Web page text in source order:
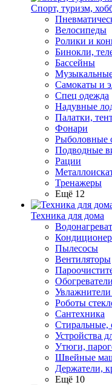
Спорт, туризм,
Велосипеды
Ролики и
Бинокли,
Бассейны
Самокаты и
Спец одежда
Надувные
Палатки,
Фонари
Рыболовные
Подводные
Рации
Тренажеры
Ещё 12
Техника для дома
Пылесосы
Вентиляторы
Увлажнители
Роботы
Сантехника
Устройства
Утюги,
Швейные
Держатели,
Ещё 10